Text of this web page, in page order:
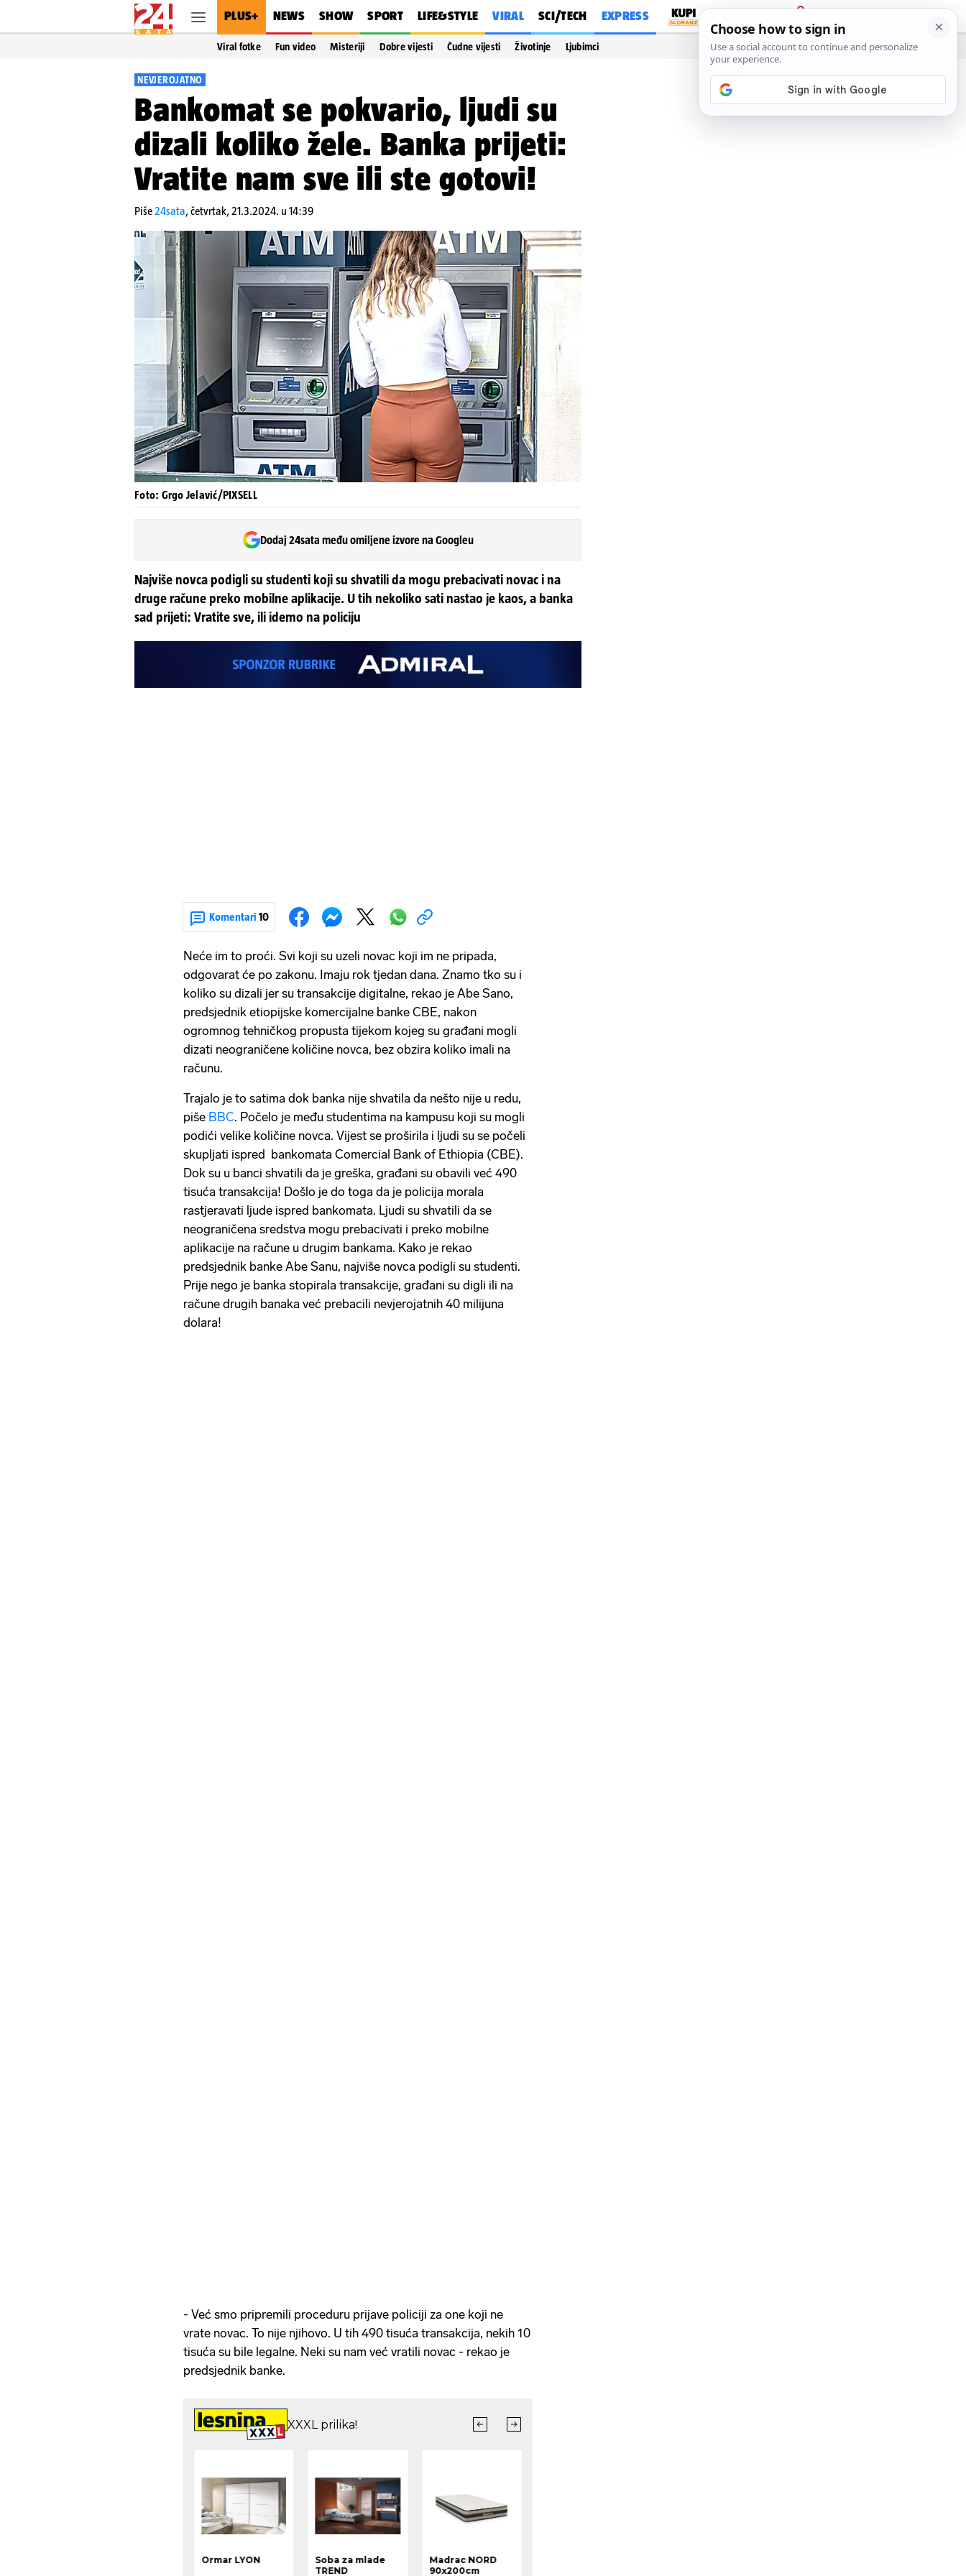
PLUS+ NEWS SHOW SPORT LIFE&STYLE VIRAL SCI/TECH EXPRESS
PRIJAVA
Viral fotke Fun video Misteriji Dobre vijesti Čudne vijesti Životinje Ljubimci
NEVJEROJATNO
Bankomat se pokvario, ljudi su
dizali koliko žele. Banka prijeti:
Vratite nam sve ili ste gotovi!
Piše24sata,četvrtak, 21.3.2024. u 14:39
Foto: Grgo Jelavić/PIXSELL
Dodaj 24sata među omiljene izvore na Googleu
Najviše novca podigli su studenti koji su shvatili da mogu prebacivati novac i na
druge račune preko mobilne aplikacije. U tih nekoliko sati nastao je kaos, a banka
sad prijeti: Vratite sve, ili idemo na policiju
Komentari 10
Neće im to proći. Svi koji su uzeli novac koji im ne pripada,
odgovarat će po zakonu. Imaju rok tjedan dana. Znamo tko su i
koliko su dizali jer su transakcije digitalne, rekao je Abe Sano,
predsjednik etiopijske komercijalne banke CBE, nakon
ogromnog tehničkog propusta tijekom kojeg su građani mogli
dizati neograničene količine novca, bez obzira koliko imali na
računu.
Trajalo je to satima dok banka nije shvatila da nešto nije u redu,
piše BBC. Počelo je među studentima na kampusu koji su mogli
podići velike količine novca. Vijest se proširila i ljudi su se počeli
skupljati ispred bankomata Comercial Bank of Ethiopia (CBE).
Dok su u banci shvatili da je greška, građani su obavili već 490
tisuća transakcija! Došlo je do toga da je policija morala
rastjeravati ljude ispred bankomata. Ljudi su shvatili da se
neograničena sredstva mogu prebacivati i preko mobilne
aplikacije na račune u drugim bankama. Kako je rekao
predsjednik banke Abe Sanu, najviše novca podigli su studenti.
Prije nego je banka stopirala transakcije, građani su digli ili na
račune drugih banaka već prebacili nevjerojatnih 40 milijuna
dolara!
- Već smo pripremili proceduru prijave policiji za one koji ne
vrate novac. To nije njihovo. U tih 490 tisuća transakcija, nekih 10
tisuća su bile legalne. Neki su nam već vratili novac - rekao je
predsjednik banke.